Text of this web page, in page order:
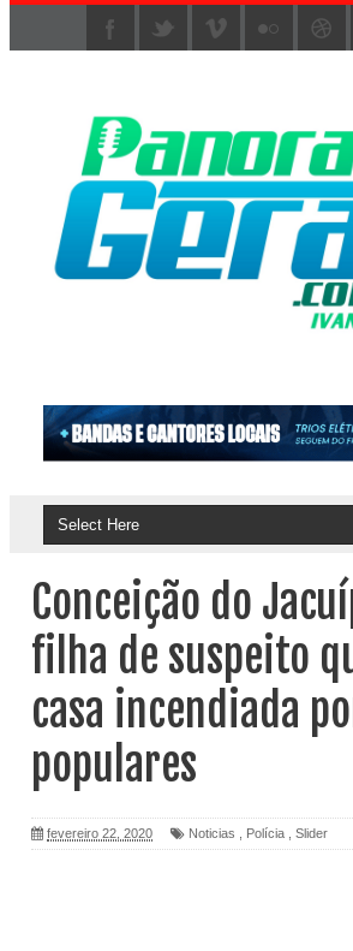
Conceição do
filha de suspeito
casa incendiada
populares
fevereiro 22, 2020 Noticias Polícia Slider